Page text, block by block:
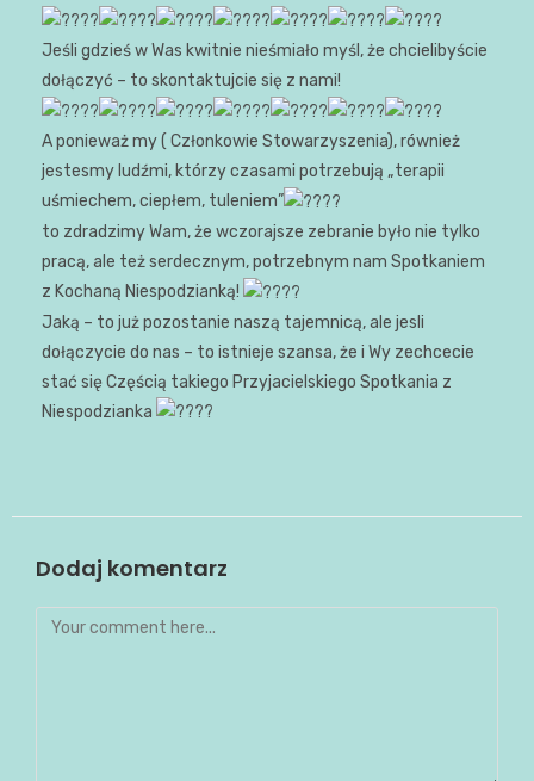
Jeśli gdzieś w Was kwitnie nieśmiało myśl, że chcielibyście
dołączyć – to skontaktujcie się z nami!
A ponieważ my ( Członkowie Stowarzyszenia), również
jestesmy ludźmi, którzy czasami potrzebują „terapii
uśmiechem, ciepłem, tuleniem”
to zdradzimy Wam, że wczorajsze zebranie było nie tylko
pracą, ale też serdecznym, potrzebnym nam Spotkaniem
z Kochaną Niespodzianką!
Jaką – to już pozostanie naszą tajemnicą, ale jesli
dołączycie do nas – to istnieje szansa, że i Wy zechcecie
stać się Częścią takiego Przyjacielskiego Spotkania z
Niespodzianka
Dodaj komentarz